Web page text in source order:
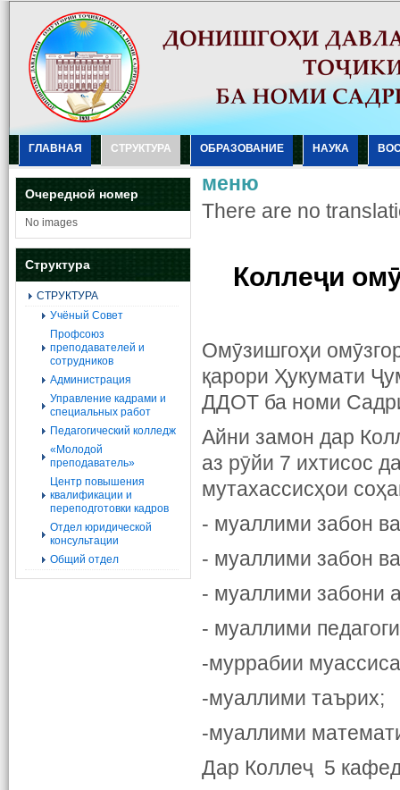
ГЛАВНАЯ СТРУКТУРА ОБРАЗОВАНИЕ НАУКА
Очередной номер
No images
Структура
СТРУКТУРА
Учёный Совет
Профсоюз
преподавателей и
сотрудников
Администрация
Управление кадрами и
специальных работ
Педагогический колледж
«Молодой
преподаватель»
Центр повышения
квалификации и
переподготовки кадров
Отдел юридической
консультации
Общий отдел
меню
There are no
Коллеҷи
Омӯзишгоҳи
қарори Ҳукумати
ДДОТ ба номи
Айни замон дар
аз рӯйи 7 ихтисос
мутахассисҳои
- муаллими забон
- муаллими забон
- муаллими забони
- муаллими
-муррабии
-муаллими таърих;
-муаллими
Дар Коллеҷ 5